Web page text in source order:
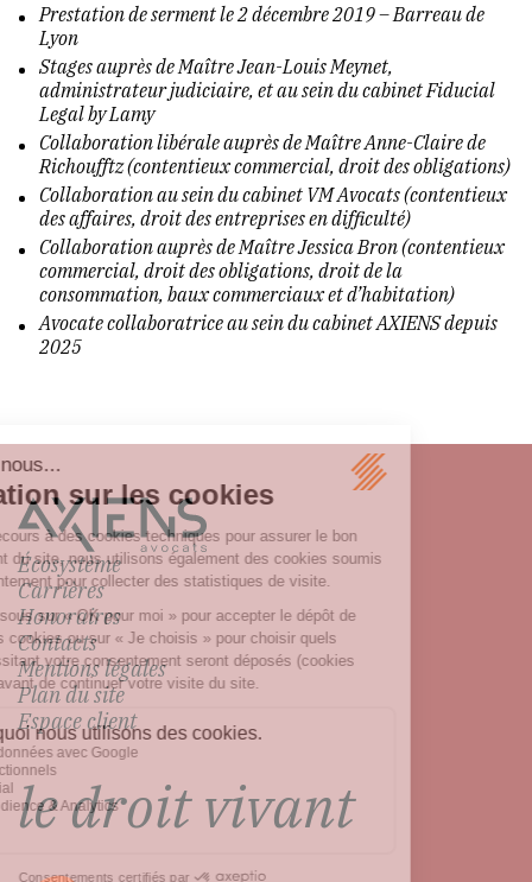
Prestation de serment le 2 décembre 2019 – Barreau de
Lyon
Stages auprès de Maître Jean-Louis Meynet,
administrateur judiciaire, et au sein du cabinet Fiducial
Legal by Lamy
Collaboration libérale auprès de Maître Anne-Claire de
Richoufftz (contentieux commercial, droit des obligations)
Collaboration au sein du cabinet VM Avocats (contentieux
des affaires, droit des entreprises en difficulté)
Collaboration auprès de Maître Jessica Bron (contentieux
commercial, droit des obligations, droit de la
consommation, baux commerciaux et d’habitation)
Avocate collaboratrice au sein du cabinet AXIENS depuis
2025
Écosystème
Carrières
Honoraires
Contacts
Mentions légales
Plan du site
Espace client
le droit vivant